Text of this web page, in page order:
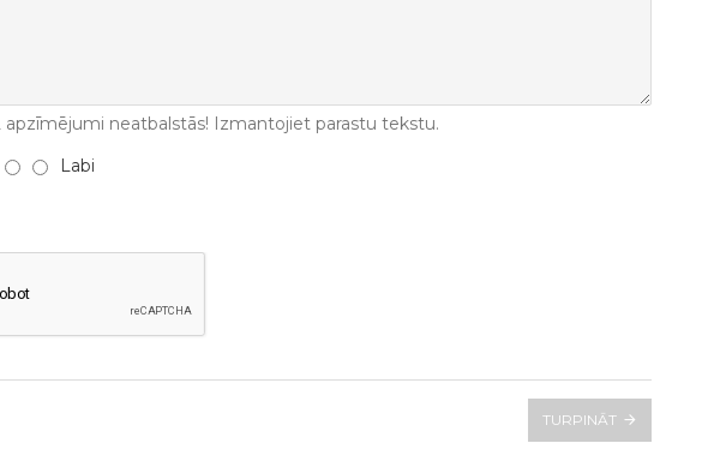
apzīmējumi neatbalstās! Izmantojiet parastu tekstu.
Labi
TURPINĀT